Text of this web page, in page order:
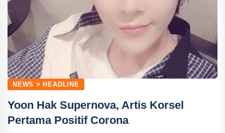
NEWS > HEADLINE
Yoon Hak Supernova, Artis Korsel
Pertama Positif Corona